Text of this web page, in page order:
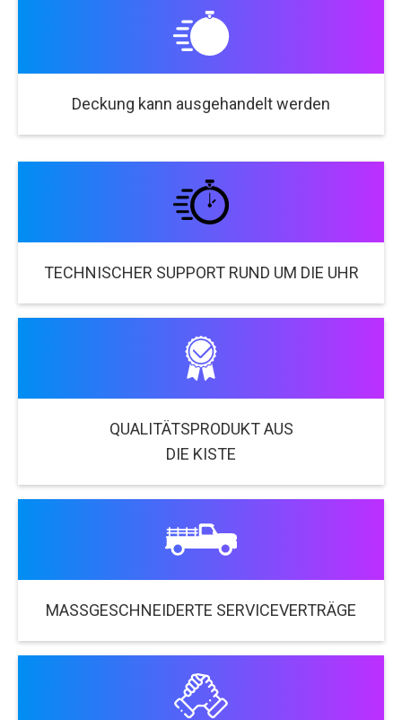
Deckung kann ausgehandelt werden
TECHNISCHER SUPPORT RUND UM DIE UHR
QUALITÄTSPRODUKT AUS
DIE KISTE
MASSGESCHNEIDERTE SERVICEVERTRÄGE